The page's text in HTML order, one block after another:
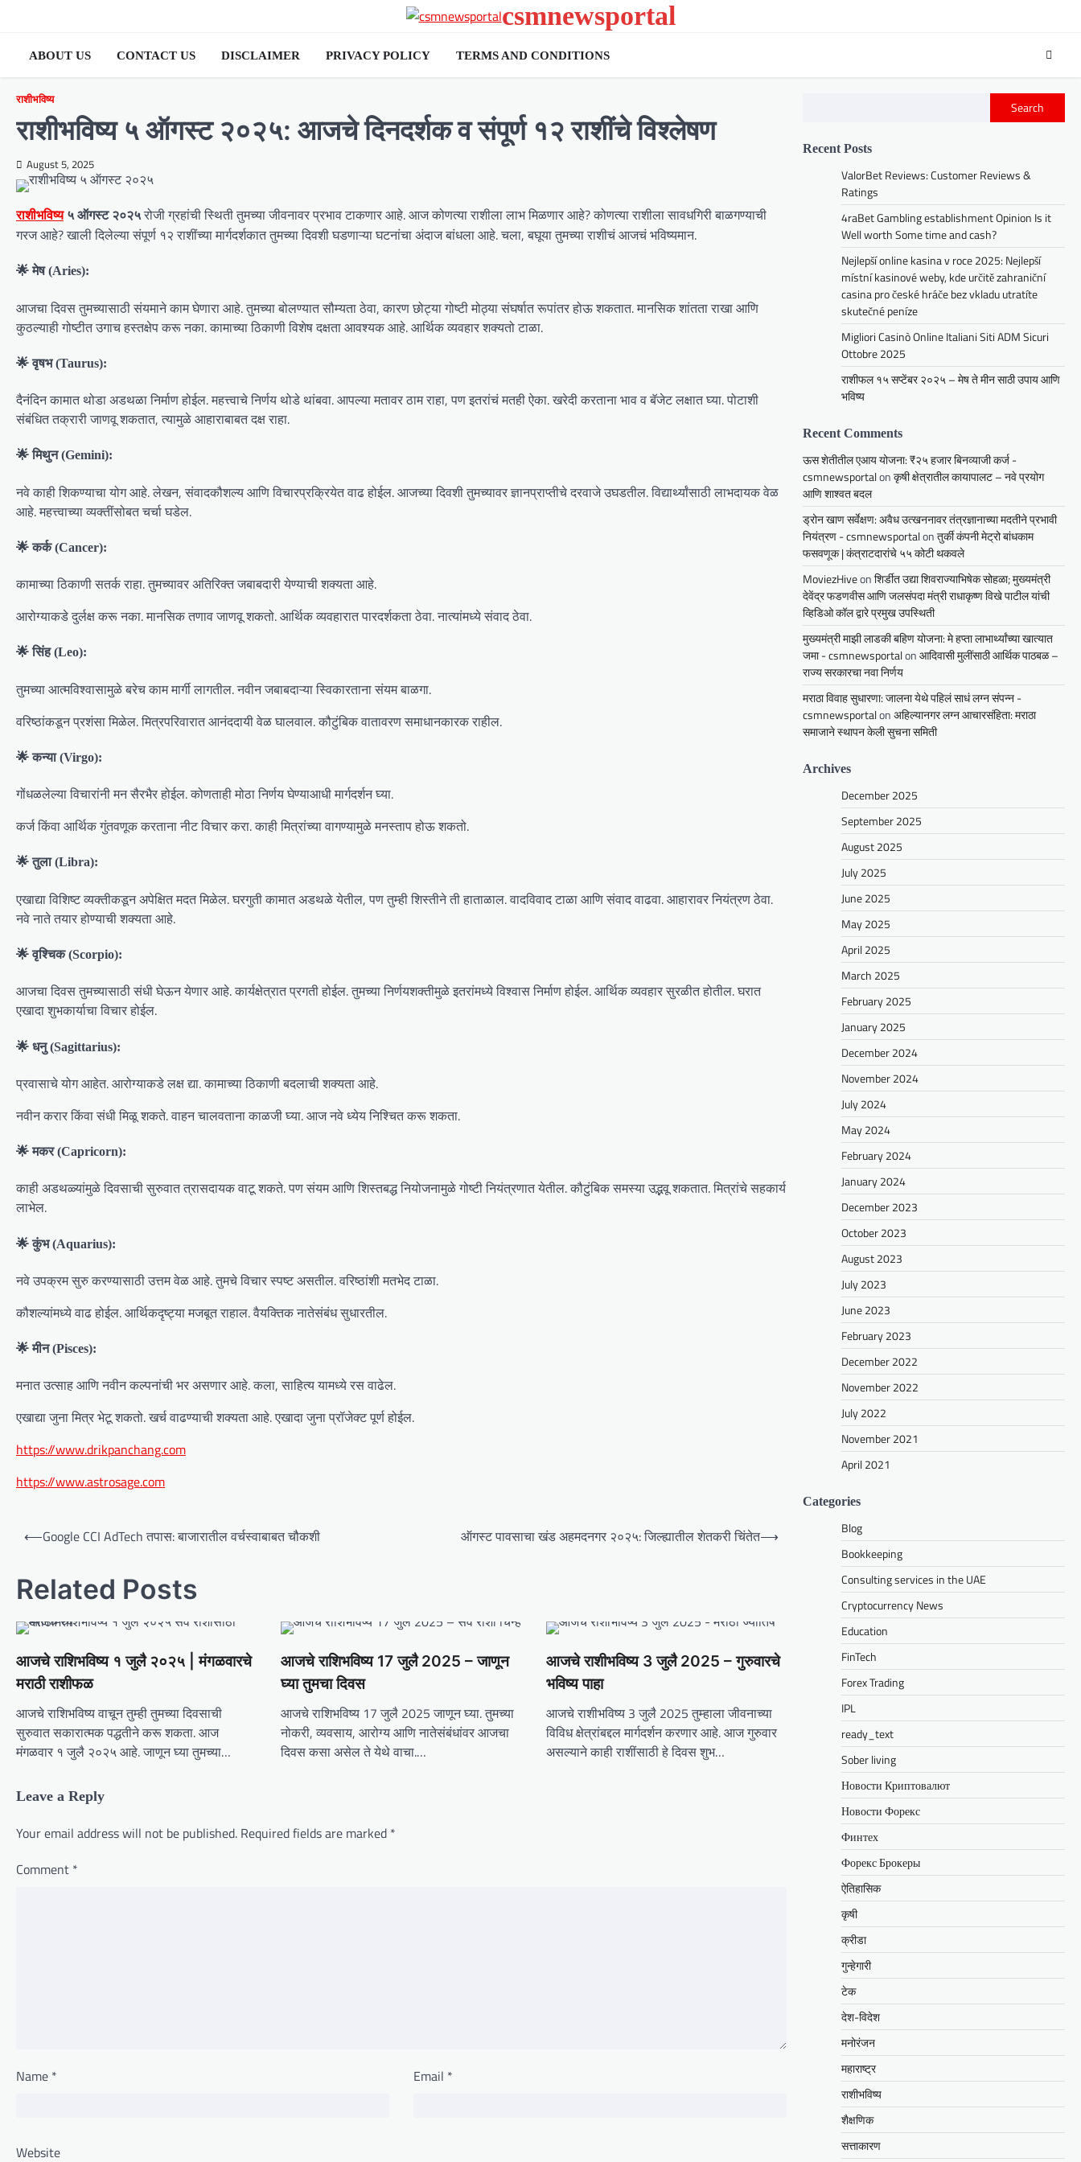
content
csmnewsportal
ABOUT US CONTACT US DISCLAIMER PRIVACY POLICY TERMS AND CONDITIONS
राशीभविष्य
राशीभविष्य ५ ऑगस्ट २०२५: आजचे दिनदर्शक व संपूर्ण १२ राशींचे विश्लेषण
August 5, 2025
राशीभविष्य५ ऑगस्ट २०२५रोजी ग्रहांची स्थिती तुमच्या जीवनावर प्रभाव टाकणार आहे. आज कोणत्या राशीला लाभ मिळणार आहे? कोणत्या राशीला सावधगिरी बाळगण्याची
गरज आहे? खाली दिलेल्या संपूर्ण १२ राशींच्या मार्गदर्शकात तुमच्या दिवशी घडणाऱ्या घटनांचा अंदाज बांधला आहे. चला, बघूया तुमच्या राशीचं आजचं भविष्यमान.
🌟 मेष (Aries):
आजचा दिवस तुमच्यासाठी संयमाने काम घेणारा आहे. तुमच्या बोलण्यात सौम्यता ठेवा, कारण छोट्या गोष्टी मोठ्या संघर्षात रूपांतर होऊ शकतात. मानसिक शांतता राखा आणि
कुठल्याही गोष्टीत उगाच हस्तक्षेप करू नका. कामाच्या ठिकाणी विशेष दक्षता आवश्यक आहे. आर्थिक व्यवहार शक्यतो टाळा.
🌟 वृषभ (Taurus):
दैनंदिन कामात थोडा अडथळा निर्माण होईल. महत्त्वाचे निर्णय थोडे थांबवा. आपल्या मतावर ठाम राहा, पण इतरांचं मतही ऐका. खरेदी करताना भाव व बॅजेट लक्षात घ्या. पोटाशी
संबंधित तक्रारी जाणवू शकतात, त्यामुळे आहाराबाबत दक्ष राहा.
🌟 मिथुन (Gemini):
नवे काही शिकण्याचा योग आहे. लेखन, संवादकौशल्य आणि विचारप्रक्रियेत वाढ होईल. आजच्या दिवशी तुमच्यावर ज्ञानप्राप्तीचे दरवाजे उघडतील. विद्यार्थ्यांसाठी लाभदायक वेळ
आहे. महत्त्वाच्या व्यक्तींसोबत चर्चा घडेल.
🌟 कर्क (Cancer):
कामाच्या ठिकाणी सतर्क राहा. तुमच्यावर अतिरिक्त जबाबदारी येण्याची शक्यता आहे.
आरोग्याकडे दुर्लक्ष करू नका. मानसिक तणाव जाणवू शकतो. आर्थिक व्यवहारात पारदर्शकता ठेवा. नात्यांमध्ये संवाद ठेवा.
🌟 सिंह (Leo):
तुमच्या आत्मविश्वासामुळे बरेच काम मार्गी लागतील. नवीन जबाबदाऱ्या स्विकारताना संयम बाळगा.
वरिष्ठांकडून प्रशंसा मिळेल. मित्रपरिवारात आनंददायी वेळ घालवाल. कौटुंबिक वातावरण समाधानकारक राहील.
🌟 कन्या (Virgo):
गोंधळलेल्या विचारांनी मन सैरभैर होईल. कोणताही मोठा निर्णय घेण्याआधी मार्गदर्शन घ्या.
कर्ज किंवा आर्थिक गुंतवणूक करताना नीट विचार करा. काही मित्रांच्या वागण्यामुळे मनस्ताप होऊ शकतो.
🌟 तुला (Libra):
एखाद्या विशिष्ट व्यक्तीकडून अपेक्षित मदत मिळेल. घरगुती कामात अडथळे येतील, पण तुम्ही शिस्तीने ती हाताळाल. वादविवाद टाळा आणि संवाद वाढवा. आहारावर नियंत्रण ठेवा.
नवे नाते तयार होण्याची शक्यता आहे.
🌟 वृश्चिक (Scorpio):
आजचा दिवस तुमच्यासाठी संधी घेऊन येणार आहे. कार्यक्षेत्रात प्रगती होईल. तुमच्या निर्णयशक्तीमुळे इतरांमध्ये विश्वास निर्माण होईल. आर्थिक व्यवहार सुरळीत होतील. घरात
एखादा शुभकार्याचा विचार होईल.
🌟 धनु (Sagittarius):
प्रवासाचे योग आहेत. आरोग्याकडे लक्ष द्या. कामाच्या ठिकाणी बदलाची शक्यता आहे.
नवीन करार किंवा संधी मिळू शकते. वाहन चालवताना काळजी घ्या. आज नवे ध्येय निश्चित करू शकता.
🌟 मकर (Capricorn):
काही अडथळ्यांमुळे दिवसाची सुरुवात त्रासदायक वाटू शकते. पण संयम आणि शिस्तबद्ध नियोजनामुळे गोष्टी नियंत्रणात येतील. कौटुंबिक समस्या उद्भवू शकतात. मित्रांचे सहकार्य
लाभेल.
🌟 कुंभ (Aquarius):
नवे उपक्रम सुरु करण्यासाठी उत्तम वेळ आहे. तुमचे विचार स्पष्ट असतील. वरिष्ठांशी मतभेद टाळा.
कौशल्यांमध्ये वाढ होईल. आर्थिकदृष्ट्या मजबूत राहाल. वैयक्तिक नातेसंबंध सुधारतील.
🌟 मीन (Pisces):
मनात उत्साह आणि नवीन कल्पनांची भर असणार आहे. कला, साहित्य यामध्ये रस वाढेल.
एखाद्या जुना मित्र भेटू शकतो. खर्च वाढण्याची शक्यता आहे. एखादा जुना प्रॉजेक्ट पूर्ण होईल.
https://www.drikpanchang.com
https://www.astrosage.com
s
t
n
a
v
g
a
i
o
⟵Google CCI AdTech तपास: बाजारातील वर्चस्वाबाबत चौकशी ऑगस्ट पावसाचा खंड अहमदनगर २०२५: जिल्ह्यातील शेतकरी चिंतेत⟶
Related Posts
आजचे राशिभविष्य १ जुलै २०२५ | मंगळवारचे
मराठी राशीफळ
आजचे राशिभविष्य वाचून तुम्ही तुमच्या दिवसाची
सुरुवात सकारात्मक पद्धतीने करू शकता. आज
मंगळवार १ जुलै २०२५ आहे. जाणून घ्या तुमच्या…
आजचे राशिभविष्य 17 जुलै 2025 – जाणून
घ्या तुमचा दिवस
आजचे राशिभविष्य 17 जुलै 2025 जाणून घ्या. तुमच्या
नोकरी, व्यवसाय, आरोग्य आणि नातेसंबंधांवर आजचा
दिवस कसा असेल ते येथे वाचा.…
आजचे राशीभविष्य 3 जुलै 2025 – गुरुवारचे
भविष्य पाहा
आजचे राशीभविष्य 3 जुलै 2025 तुम्हाला जीवनाच्या
विविध क्षेत्रांबद्दल मार्गदर्शन करणार आहे. आज गुरुवार
असल्याने काही राशींसाठी हे दिवस शुभ…
Leave a Reply
Your email address will not be published. Required fields are marked *
Comment *
Name * Email *
Website
Search
Recent Posts
ValorBet Reviews: Customer Reviews &
Ratings
4raBet Gambling establishment Opinion Is it
Well worth Some time and cash?
Nejlepší online kasina v roce 2025: Nejlepší
místní kasinové weby, kde určitě zahraniční
casina pro české hráče bez vkladu utratíte
skutečné peníze
Migliori Casinò Online Italiani Siti ADM Sicuri
Ottobre 2025
राशीफल १५ सप्टेंबर २०२५ – मेष ते मीन साठी उपाय आणि
भविष्य
Recent Comments
ऊस शेतीतील एआय योजना: ₹२५ हजार बिनव्याजी कर्ज -
csmnewsportalonकृषी क्षेत्रातील कायापालट – नवे प्रयोग
आणि शाश्वत बदल
ड्रोन खाण सर्वेक्षण: अवैध उत्खननावर तंत्रज्ञानाच्या मदतीने प्रभावी
नियंत्रण - csmnewsportalonतुर्की कंपनी मेट्रो बांधकाम
फसवणूक | कंत्राटदारांचे ५५ कोटी थकवले
MoviezHiveonशिर्डीत उद्या शिवराज्याभिषेक सोहळा; मुख्यमंत्री
देवेंद्र फडणवीस आणि जलसंपदा मंत्री राधाकृष्ण विखे पाटील यांची
व्हिडिओ कॉल द्वारे प्रमुख उपस्थिती
मुख्यमंत्री माझी लाडकी बहिण योजना: मे हप्ता लाभार्थ्यांच्या खात्यात
जमा - csmnewsportalonआदिवासी मुलींसाठी आर्थिक पाठबळ –
राज्य सरकारचा नवा निर्णय
मराठा विवाह सुधारणा: जालना येथे पहिलं साधं लग्न संपन्न -
csmnewsportalonअहिल्यानगर लग्न आचारसंहिता: मराठा
समाजाने स्थापन केली सुचना समिती
Archives
December 2025
September 2025
August 2025
July 2025
June 2025
May 2025
April 2025
March 2025
February 2025
January 2025
December 2024
November 2024
July 2024
May 2024
February 2024
January 2024
December 2023
October 2023
August 2023
July 2023
June 2023
February 2023
December 2022
November 2022
July 2022
November 2021
April 2021
Categories
Blog
Bookkeeping
Consulting services in the UAE
Cryptocurrency News
Education
FinTech
Forex Trading
IPL
ready_text
Sober living
Новости Криптовалют
Новости Форекс
Финтех
Форекс Брокеры
ऐतिहासिक
कृषी
क्रीडा
गुन्हेगारी
टेक
देश-विदेश
मनोरंजन
महाराष्ट्र
राशीभविष्य
शैक्षणिक
सत्ताकारण